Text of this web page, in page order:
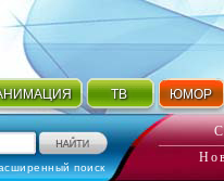
ТВ ЮМОР
поиск